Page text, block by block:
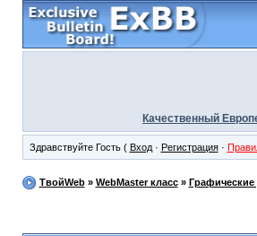
Качественный
Здравствуйте Гость ( Вход· Регистрация·
ТвойWeb» WebMaster класс» Графические